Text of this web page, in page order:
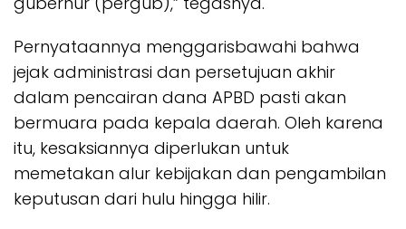
Pernyataannya menggarisbawahi bahwa
jejak administrasi dan persetujuan akhir
dalam pencairan dana APBD pasti akan
bermuara pada kepala daerah. Oleh karena
itu, kesaksiannya diperlukan untuk
memetakan alur kebijakan dan pengambilan
keputusan dari hulu hingga hilir.